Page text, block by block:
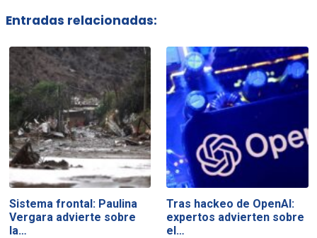
Entradas relacionadas:
Sistema frontal: Paulina
Vergara advierte sobre
la…
Tras hackeo de OpenAI:
expertos advierten sobre
el…